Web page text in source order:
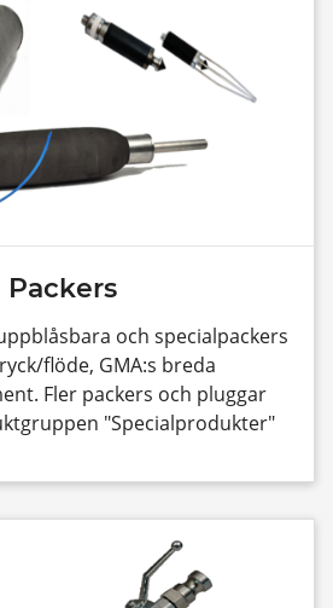
Packers
och specialpackers
flöde, GMA:s breda
Fler packers och pluggar
"Specialprodukter"